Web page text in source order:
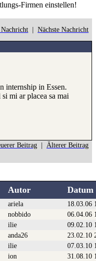
Firmen einstellen!
Nächste Nachricht
internship in Essen.
mi ar placea sa mai
Beitrag Älterer Beitrag
Autor Datum
ariela 18.03.06
nobbido 06.04.06
ilie 09.02.10
anda26 23.02.10
ilie 07.03.10
ion 31.08.10